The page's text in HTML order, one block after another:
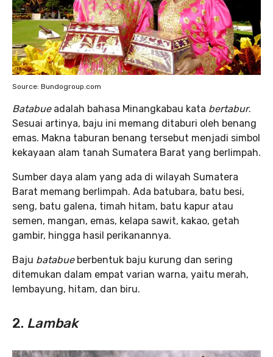
Source: Bundogroup.com
Batabueadalah bahasa Minangkabau kata bertabur.
Sesuai artinya, baju ini memang ditaburi oleh benang
emas. Makna taburan benang tersebut menjadi simbol
kekayaan alam tanah Sumatera Barat yang berlimpah.
Sumber daya alam yang ada di wilayah Sumatera
Barat memang berlimpah. Ada batubara, batu besi,
seng, batu galena, timah hitam, batu kapur atau
semen, mangan, emas, kelapa sawit, kakao, getah
gambir, hingga hasil perikanannya.
Baju batabue berbentuk baju kurung dan sering
ditemukan dalam empat varian warna, yaitu merah,
lembayung, hitam, dan biru.
2. Lambak